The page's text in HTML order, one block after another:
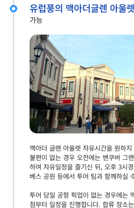
유럽풍의 맥아더글렌 아울렛
가능
맥아더 글렌 아울렛 자유시간을 원하
불편이 없는 경우 오전에는 밴쿠버 그
하여 자유일정을 즐기신 뒤, 오후 3시
베스 공원 등에서 투어 팀과 함께하실
투어 당일 공항 픽업이 없는 경우에는
점부터 일정을 진행합니다. 합류 장소